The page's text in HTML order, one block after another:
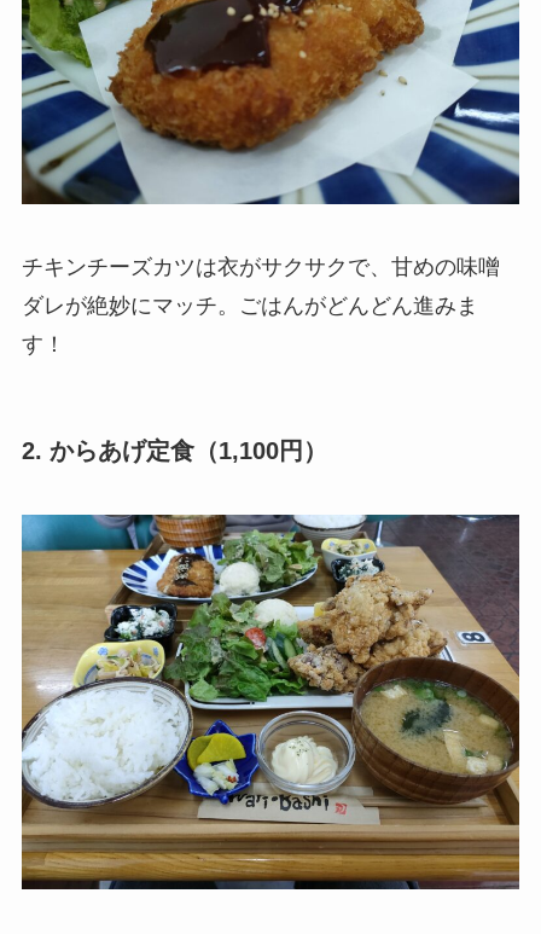
チキンチーズカツは衣がサクサクで、甘めの味噌
ダレが絶妙にマッチ。ごはんがどんどん進みま
す！
2. からあげ定食（1,100円）